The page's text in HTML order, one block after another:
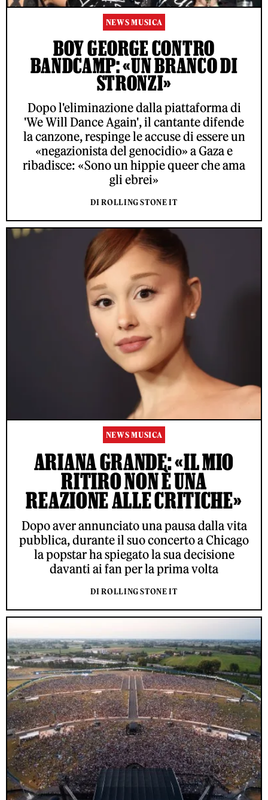
NEWS MUSICA
BOY GEORGE CONTRO
BANDCAMP: «UN BRANCO DI
STRONZI»
Dopo l'eliminazione dalla piattaforma di
'We Will Dance Again', il cantante difende
la canzone, respinge le accuse di essere un
«negazionista del genocidio» a Gaza e
ribadisce: «Sono un hippie queer che ama
gli ebrei»
DI ROLLING STONE IT
NEWS MUSICA
ARIANA GRANDE: «IL MIO
RITIRO NON È UNA
REAZIONE ALLE CRITICHE»
Dopo aver annunciato una pausa dalla vita
pubblica, durante il suo concerto a Chicago
la popstar ha spiegato la sua decisione
davanti ai fan per la prima volta
DI ROLLING STONE IT